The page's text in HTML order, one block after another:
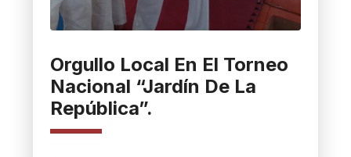
Orgullo Local En El Torneo
Nacional “Jardín De La
República”.